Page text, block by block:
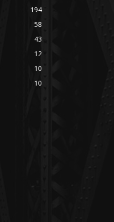
194
58
43
12
10
10